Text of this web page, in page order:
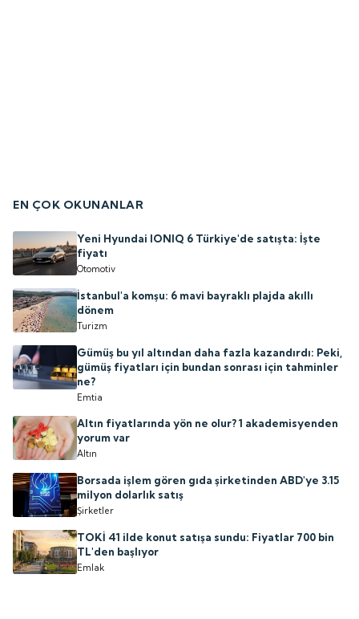
EN ÇOK OKUNANLAR
Yeni Hyundai IONIQ 6 Türkiye'de satışta: İşte
fiyatı
Otomotiv
İstanbul'a komşu: 6 mavi bayraklı plajda akıllı
dönem
Turizm
Gümüş bu yıl altından daha fazla kazandırdı: Peki,
gümüş fiyatları için bundan sonrası için tahminler
ne?
Emtia
Altın fiyatlarında yön ne olur? 1 akademisyenden
yorum var
Altın
Borsada işlem gören gıda şirketinden ABD'ye 3.15
milyon dolarlık satış
Şirketler
TOKİ 41 ilde konut satışa sundu: Fiyatlar 700 bin
TL'den başlıyor
Emlak